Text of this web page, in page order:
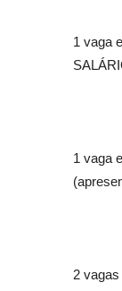
1 vaga
1 vaga
2